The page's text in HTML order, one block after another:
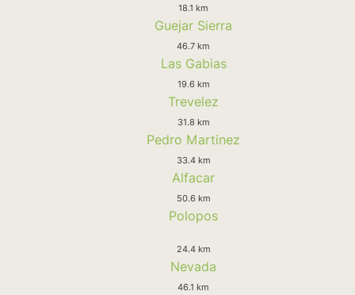
18.1 km
Guejar Sierra
46.7 km
Las Gabias
19.6 km
Trevelez
31.8 km
Pedro Martinez
33.4 km
Alfacar
50.6 km
Polopos
24.4 km
Nevada
46.1 km